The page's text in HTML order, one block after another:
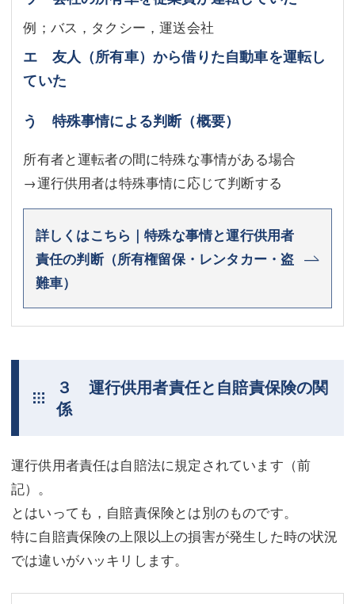
例；バス，タクシー，運送会社
エ 友人（所有車）から借りた自動車を運転し
ていた
う 特殊事情による判断（概要）
所有者と運転者の間に特殊な事情がある場合
→運行供用者は特殊事情に応じて判断する
詳しくはこちら｜特殊な事情と運行供用者
責任の判断（所有権留保・レンタカー・盗
難車）
３ 運行供用者責任と自賠責保険の関
係
運行供用者責任は自賠法に規定されています（前
記）。
とはいっても，自賠責保険とは別のものです。
特に自賠責保険の上限以上の損害が発生した時の状況
では違いがハッキリします。